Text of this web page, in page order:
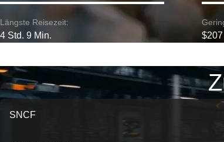
Längste Reisezeit:
4 Std. 9 Min. $207
SNCF